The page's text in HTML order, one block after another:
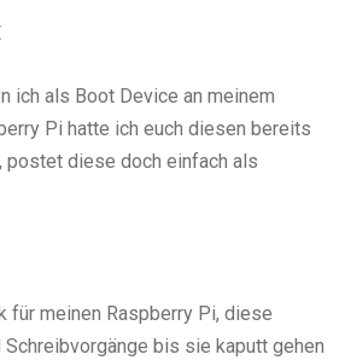
ich als Boot Device an meinem
Pi hatte ich euch diesen bereits
postet diese doch einfach als
für meinen Raspberry Pi, diese
bis sie kaputt gehen